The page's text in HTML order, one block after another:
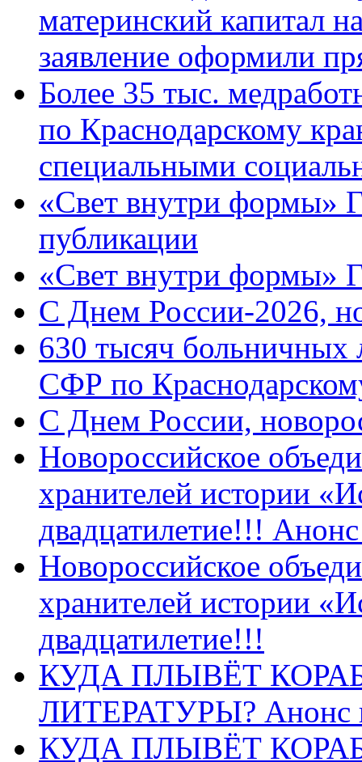
материнский капитал
заявление оформили
Более 35 тыс.
по Краснодарскому
специальными
«Свет внутри формы»
публикации
«Свет внутри формы»
C Днем России-2026,
630 тысяч больничных
СФР по
C Днем России,
Новороссийское
хранителей истории
двадцатилетие!!!
Новороссийское
хранителей истории
двадцатилетие!!!
КУДА ПЛЫВЁТ
ЛИТЕРАТУРЫ? Анонс
КУДА ПЛЫВЁТ